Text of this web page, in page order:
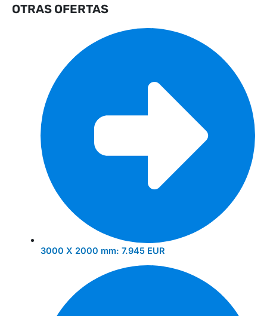
OTRAS OFERTAS
3000 X 2000 mm: 7.945 EUR